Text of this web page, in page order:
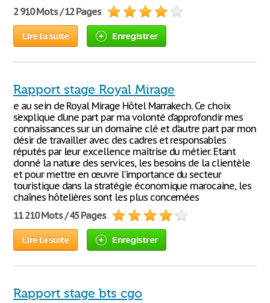
2 910 Mots / 12 Pages
Lire la suite Enregistrer
Rapport stage Royal Mirage
e au sein de Royal Mirage Hôtel Marrakech. Ce choix
s’explique d’une part par ma volonté d’approfondir mes
connaissances sur un domaine clé et d’autre part par mon
désir de travailler avec des cadres et responsables
réputés par leur excellence maitrise du métier. Etant
donné la nature des services, les besoins de la clientèle
et pour mettre en œuvre l’importance du secteur
touristique dans la stratégie économique marocaine, les
chaînes hôtelières sont les plus concernées
11 210 Mots / 45 Pages
Lire la suite Enregistrer
Rapport stage bts cgo